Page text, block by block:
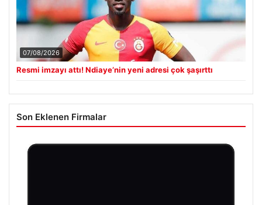
07/08/2026
Resmi imzayı attı! Ndiaye’nin yeni adresi çok şaşırttı
Son Eklenen Firmalar